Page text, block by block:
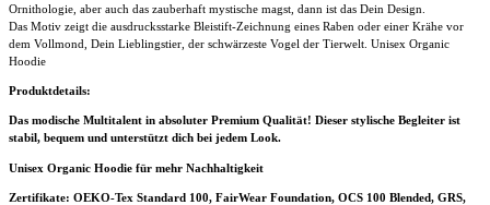
Ornithologie, aber auch das zauberhaft mystische magst, dann ist das Dein Design.
Das Motiv zeigt die ausdrucksstarke Bleistift-Zeichnung eines Raben oder einer Krähe vor
dem Vollmond, Dein Lieblingstier, der schwärzeste Vogel der Tierwelt. Unisex Organic
Hoodie
Produktdetails:
Das modische Multitalent in absoluter Premium Qualität! Dieser stylische Begleiter ist
stabil, bequem und unterstützt dich bei jedem Look.
Unisex Organic Hoodie für mehr Nachhaltigkeit
Zertifikate: OEKO-Tex Standard 100, FairWear Foundation, OCS 100 Blended, GRS,